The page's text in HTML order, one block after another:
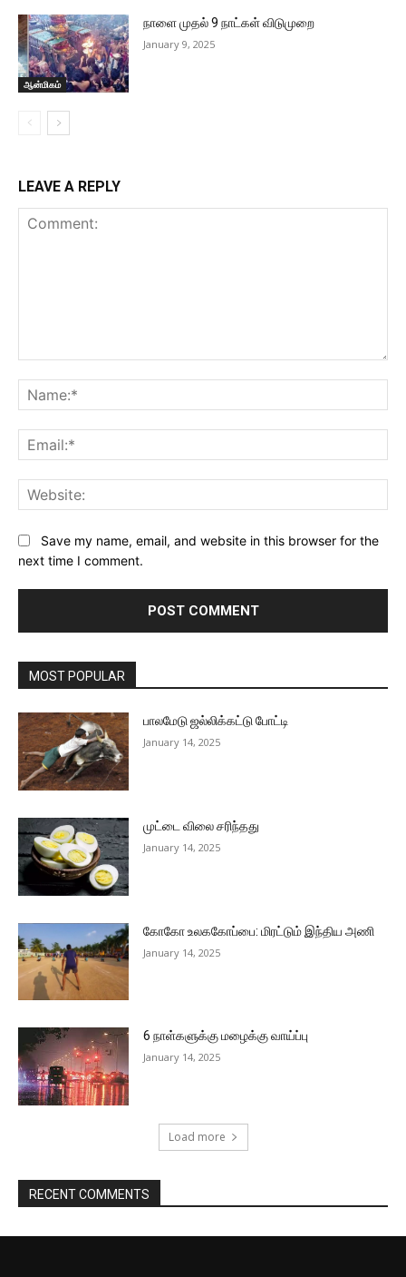
ஆன்மிகம்
நாளை முதல் 9 நாட்கள் விடுமுறை
January 9, 2025
LEAVE A REPLY
Save my name, email, and website in this browser for the
next time I comment.
MOST POPULAR
பாலமேடு ஜல்லிக்கட்டு போட்டி
January 14, 2025
முட்டை விலை சரிந்தது
January 14, 2025
கோகோ உலககோப்பை: மிரட்டும் இந்திய அணி
January 14, 2025
6 நாள்களுக்கு மழைக்கு வாய்ப்பு
January 14, 2025
Load more
RECENT COMMENTS